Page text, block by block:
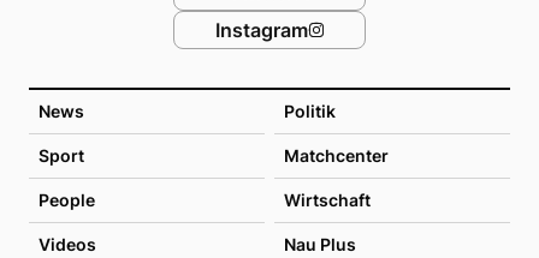
News Politik
Sport Matchcenter
People Wirtschaft
Videos Nau Plus
Instagram